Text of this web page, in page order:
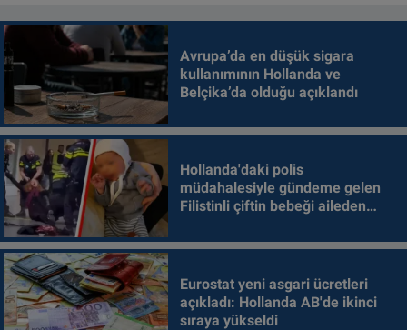
Avrupa’da en düşük sigara
kullanımının Hollanda ve
Belçika’da olduğu açıklandı
Hollanda'daki polis
müdahalesiyle gündeme gelen
Filistinli çiftin bebeği aileden
Eurostat yeni asgari ücretleri
açıkladı: Hollanda AB'de ikinci
sıraya yükseldi